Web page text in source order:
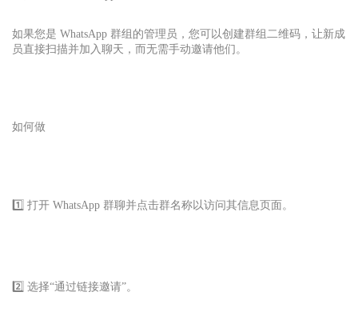
如果您是 WhatsApp 群组的管理员，您可以创建群组二维码，让新成
员直接扫描并加入聊天，而无需手动邀请他们。
如何做
1️⃣ 打开 WhatsApp 群聊并点击群名称以访问其信息页面。
2️⃣ 选择“通过链接邀请”。